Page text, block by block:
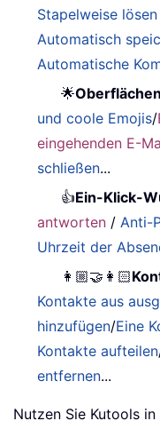
Stapelweise lösen
Automatisch
Automatische
🌟
und coole Emojis/
eingehenden E-
schließen...
👍Ein-Klick-
antworten /Anti-
Uhrzeit der
👩🏼‍🤝‍👩🏻
Kontakte aus
hinzufügen/Eine
Kontakte aufteilen
entfernen...
Nutzen Sie Kutools